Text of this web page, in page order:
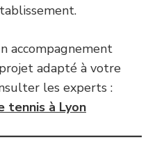
accompagnement
adapté à votre
les experts :
tennis à Lyon